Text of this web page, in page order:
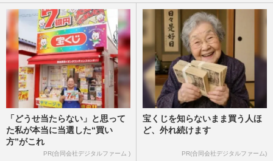
「どうせ当たらない」と思って
た私が本当に当選した“買い
方”がこれ
PR(合同会社デジタルファーム )
宝くじを知らないまま買う人ほ
ど、外れ続けます
PR(合同会社デジタルファーム)